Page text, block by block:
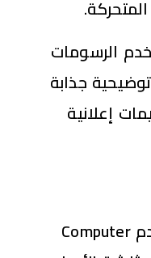
الرسومات
جذابة
إعلانية
تستخدم Computer